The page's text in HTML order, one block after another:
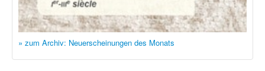
» zum Archiv: Neuerscheinungen des Monats